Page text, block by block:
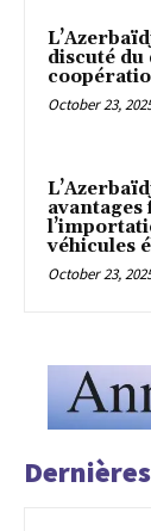
discuté du
October 23,
véhicules
October 23,
Dernières